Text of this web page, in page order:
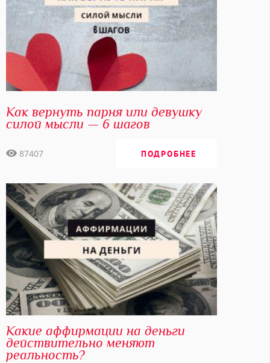
Изучайте Силу Мысли вместе со мной и вы получите в
этой жизни ВСЕ, что вы хотите!
С любовью, Елизавета Волкова
Как вернуть парня или девушку
силой мысли — 6 шагов
87407 ПОДРОБНЕЕ
Какие аффирмации на деньги
действительно меняют
реальность?